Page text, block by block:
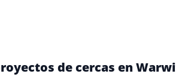
de cercas en